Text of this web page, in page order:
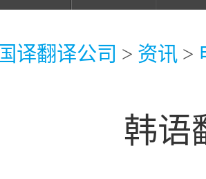
国译翻译公司 > 资讯 >
韩语